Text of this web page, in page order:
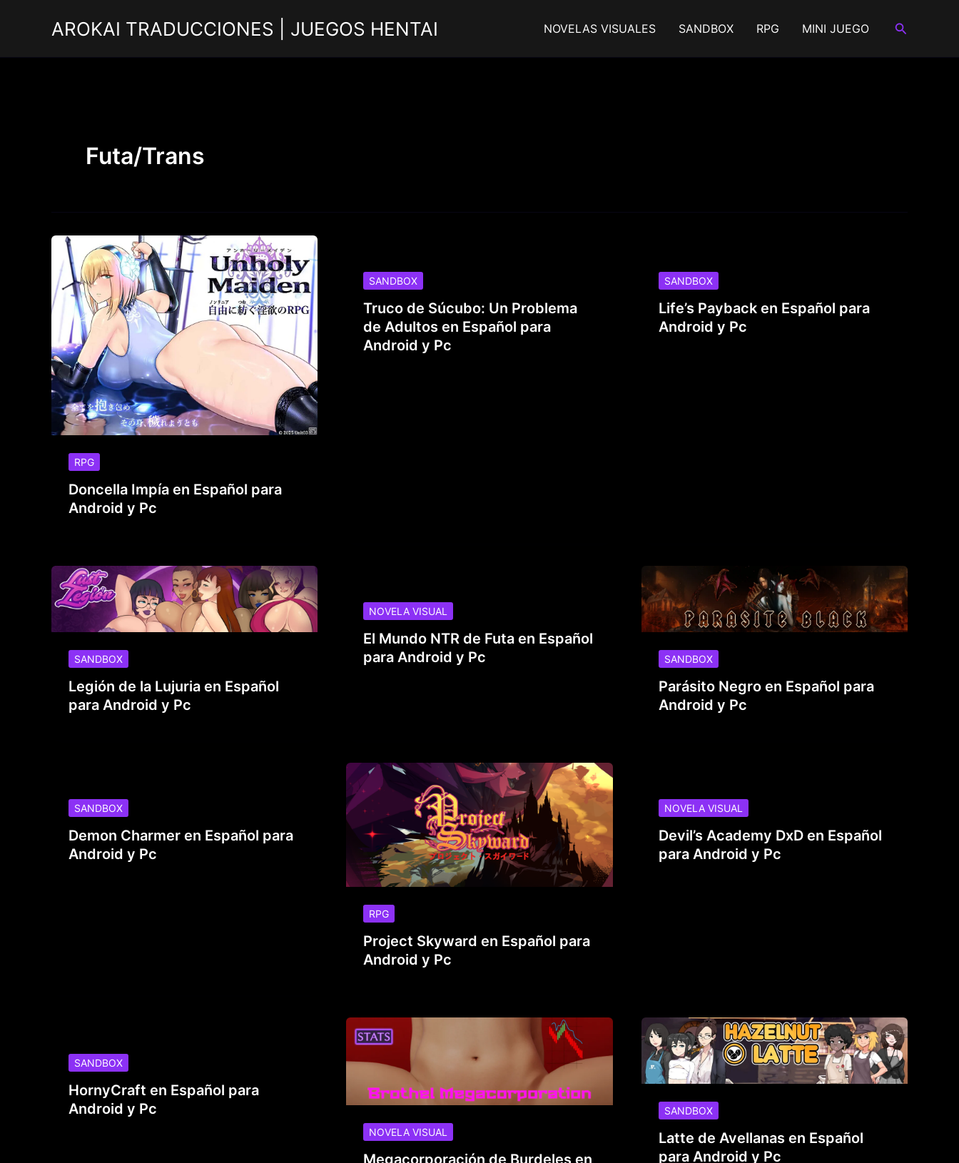
AROKAI TRADUCCIONES | JUEGOS HENTAI NOVELAS VISUALES SANDBOX RPG MINI JUEGO Buscar
Futa/Trans
RPG
Doncella Impía en Español para
Android y Pc
SANDBOX
Truco de Súcubo: Un Problema
de Adultos en Español para
Android y Pc
SANDBOX
Life’s Payback en Español para
Android y Pc
SANDBOX
Legión de la Lujuria en Español
para Android y Pc
NOVELA VISUAL
El Mundo NTR de Futa en Español
para Android y Pc
SANDBOX
Parásito Negro en Español para
Android y Pc
SANDBOX
Demon Charmer en Español para
Android y Pc
RPG
Project Skyward en Español para
Android y Pc
NOVELA VISUAL
Devil’s Academy DxD en Español
para Android y Pc
SANDBOX
HornyCraft en Español para
Android y Pc
NOVELA VISUAL
Megacorporación de Burdeles en
SANDBOX
Latte de Avellanas en Español
para Android y Pc